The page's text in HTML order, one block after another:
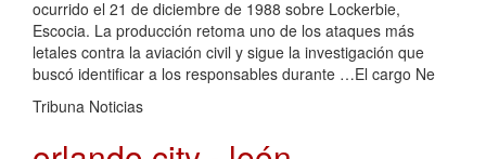
ocurrido el 21 de diciembre de 1988 sobre Lockerbie,
Escocia. La producción retoma uno de los ataques más
letales contra la aviación civil y sigue la investigación que
buscó identificar a los responsables durante …El cargo Ne
Tribuna Noticias